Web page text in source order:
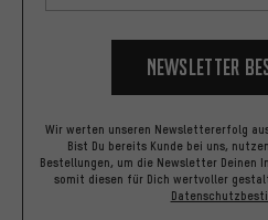
Newsletter
Wir werten unseren Newslettererfolg
Bist Du bereits Kunde bei uns,
Bestellungen, um die Newsletter Deinen
somit diesen für Dich wertvoller